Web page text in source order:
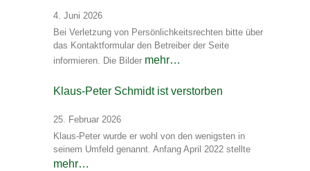
4. Juni 2026
Bei Verletzung von Persönlichkeitsrechten bitte über
das Kontaktformular den Betreiber der Seite
informieren. Die Bilder mehr…
Klaus-Peter Schmidt ist verstorben
25. Februar 2026
Klaus-Peter wurde er wohl von den wenigsten in
seinem Umfeld genannt. Anfang April 2022 stellte
mehr…